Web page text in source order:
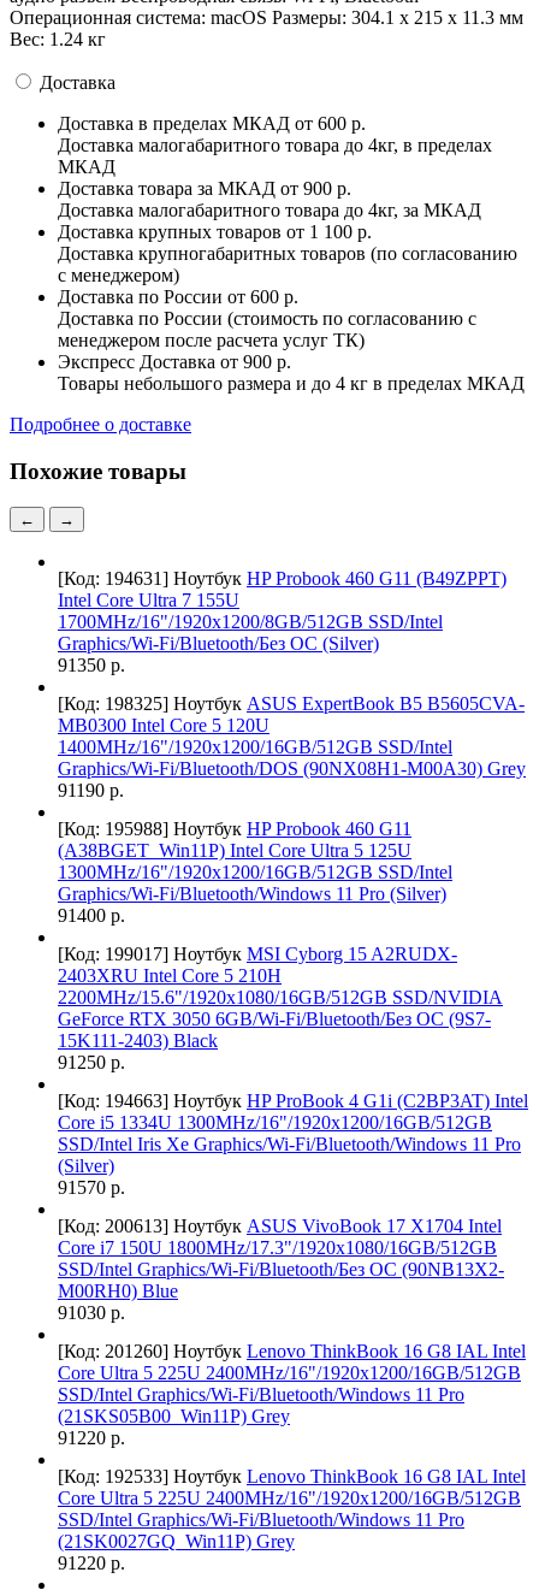
Операционная система: macOS Pазмеры: 304.1 x 215 x 11.3 мм
Вес: 1.24 кг
Доставка
Доставка в пределах МКАД от 600 р.
Доставка малогабаритного товара до 4кг, в пределах
МКАД
Доставка товара за МКАД от 900 р.
Доставка малогабаритного товара до 4кг, за МКАД
Доставка крупных товаров от 1 100 р.
Доставка крупногабаритных товаров (по согласованию
с менеджером)
Доставка по России от 600 р.
Доставка по России (стоимость по согласованию с
менеджером после расчета услуг ТК)
Экспресс Доставка от 900 р.
Товары небольшого размера и до 4 кг в пределах МКАД
Подробнее о доставке
Похожие товары
← →
[Код: 194631] Ноутбук HP Probook 460 G11 (B49ZPPT)
Intel Core Ultra 7 155U
1700MHz/16"/1920x1200/8GB/512GB SSD/Intel
Graphics/Wi-Fi/Bluetooth/Без ОС (Silver)
91350 р.
[Код: 198325] Ноутбук ASUS ExpertBook B5 B5605CVA-
MB0300 Intel Core 5 120U
1400MHz/16"/1920x1200/16GB/512GB SSD/Intel
Graphics/Wi-Fi/Bluetooth/DOS (90NX08H1-M00A30) Grey
91190 р.
[Код: 195988] Ноутбук HP Probook 460 G11
(A38BGET_Win11P) Intel Core Ultra 5 125U
1300MHz/16"/1920x1200/16GB/512GB SSD/Intel
Graphics/Wi-Fi/Bluetooth/Windows 11 Pro (Silver)
91400 р.
[Код: 199017] Ноутбук MSI Cyborg 15 A2RUDX-
2403XRU Intel Core 5 210H
2200MHz/15.6"/1920x1080/16GB/512GB SSD/NVIDIA
GeForce RTX 3050 6GB/Wi-Fi/Bluetooth/Без ОС (9S7-
15K111-2403) Black
91250 р.
[Код: 194663] Ноутбук HP ProBook 4 G1i (C2BP3AT) Intel
Core i5 1334U 1300MHz/16"/1920x1200/16GB/512GB
SSD/Intel Iris Xe Graphics/Wi-Fi/Bluetooth/Windows 11 Pro
(Silver)
91570 р.
[Код: 200613] Ноутбук ASUS VivoBook 17 X1704 Intel
Core i7 150U 1800MHz/17.3"/1920x1080/16GB/512GB
SSD/Intel Graphics/Wi-Fi/Bluetooth/Без ОС (90NB13X2-
M00RH0) Blue
91030 р.
[Код: 201260] Ноутбук Lenovo ThinkBook 16 G8 IAL Intel
Core Ultra 5 225U 2400MHz/16"/1920x1200/16GB/512GB
SSD/Intel Graphics/Wi-Fi/Bluetooth/Windows 11 Pro
(21SKS05B00_Win11P) Grey
91220 р.
[Код: 192533] Ноутбук Lenovo ThinkBook 16 G8 IAL Intel
Core Ultra 5 225U 2400MHz/16"/1920x1200/16GB/512GB
SSD/Intel Graphics/Wi-Fi/Bluetooth/Windows 11 Pro
(21SK0027GQ_Win11P) Grey
91220 р.